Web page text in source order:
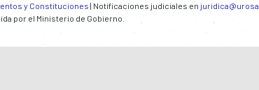
y Constituciones | Notificaciones judiciales en
por el Ministerio de Gobierno.